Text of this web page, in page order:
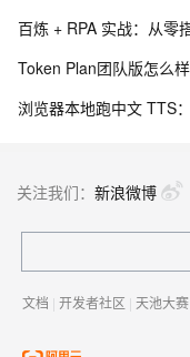
关注我们： 新浪微博
文档 | 开发者社区 | 天池大赛